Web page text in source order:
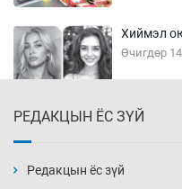
Хиймэл
Өчигдөр
Өчигдөр
РЕДАКЦЫН ЁС ЗҮЙ
Редакцын ёс зүй